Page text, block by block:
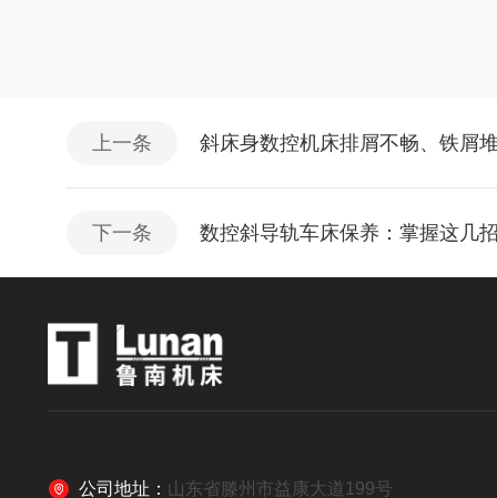
上一条 斜床身数控机床排屑不畅、铁屑
下一条 数控斜导轨车床保养：掌握这几
公司地址： 山东省滕州市益康大道199号